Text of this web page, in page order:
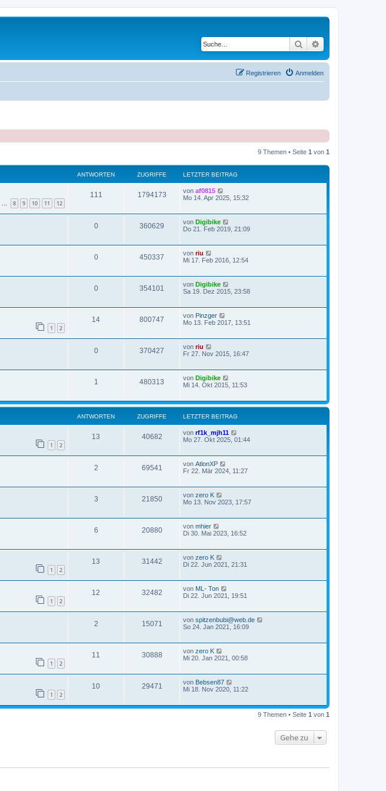
Suche
Anmelden
Registrieren
9 Themen • Seite 1 von 1
ANTWORTEN ZUGRIFFE LETZTER BEITRAG
… 8 9 10 11 12
111 1794173 von af0815
Mo 14. Apr 2025, 15:32
0 360629 von Digibike
Do 21. Feb 2019, 21:09
0 450337 von riu
Mi 17. Feb 2016, 12:54
0 354101 von Digibike
Sa 19. Dez 2015, 23:58
1 2
14 800747 von Pinzger
Mo 13. Feb 2017, 13:51
0 370427 von riu
Fr 27. Nov 2015, 16:47
1 480313 von Digibike
Mi 14. Okt 2015, 11:53
ANTWORTEN ZUGRIFFE LETZTER BEITRAG
1 2
13 40682 von rf1k_mjh11
Mo 27. Okt 2025, 01:44
2 69541 von AtlonXP
Fr 22. Mär 2024, 11:27
3 21850 von zero K
Mo 13. Nov 2023, 17:57
6 20880 von mhier
Di 30. Mai 2023, 16:52
1 2
13 31442 von zero K
Di 22. Jun 2021, 21:31
1 2
12 32482 von ML- Ton
Di 22. Jun 2021, 19:51
2 15071 von spitzenbubi@web.de
So 24. Jan 2021, 16:09
1 2
11 30888 von zero K
Mi 20. Jan 2021, 00:58
1 2
10 29471 von Bebsen87
Mi 18. Nov 2020, 11:22
9 Themen • Seite 1 von 1
Gehe zu